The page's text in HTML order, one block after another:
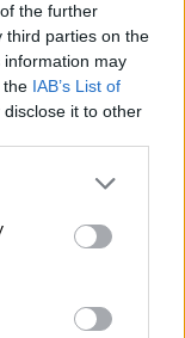
the further
third parties on the
information may
the IAB’s List of
it to other
or more Google
You may click to
party tags to
in below Google
που
Λύκειά
την Δευτέρα
07) και